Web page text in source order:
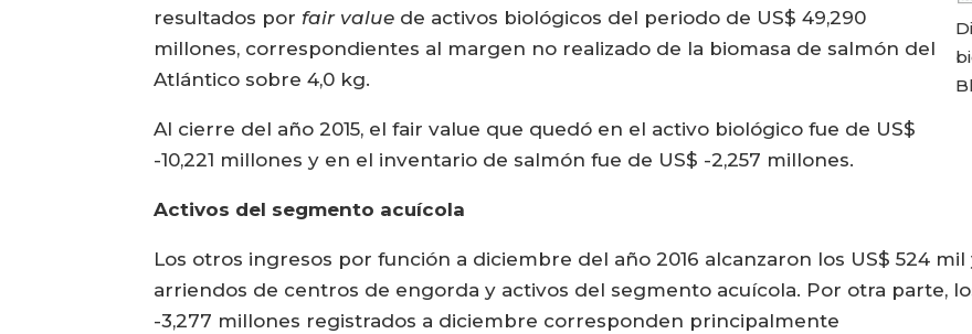
resultados por fair value de activos biológicos del periodo de US$ 49,290
millones, correspondientes al margen no realizado de la biomasa de salmón del
Atlántico sobre 4,0 kg.
Al cierre del año 2015, el fair value que quedó en el activo biológico fue de US$
-10,221 millones y en el inventario de salmón fue de US$ -2,257 millones.
Activos del segmento acuícola
Los otros ingresos por función a diciembre del año 2016 alcanzaron los US$ 524
arriendos de centros de engorda y activos del segmento acuícola. Por otra parte,
-3,277 millones registrados a diciembre corresponden principalmente